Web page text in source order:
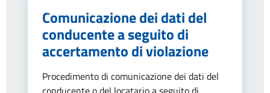
Comunicazione dei dati del
conducente a seguito di
accertamento di violazione
Procedimento di comunicazione dei dati del